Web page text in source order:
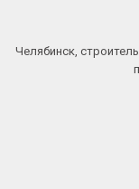
Челябинск,